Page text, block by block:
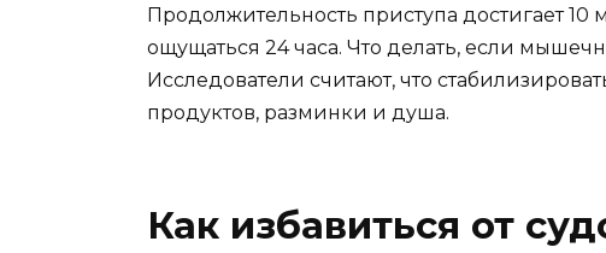
Продолжительность приступа достигает 10
ощущаться 24 часа. Что делать, если
Исследователи считают, что
продуктов, разминки и душа.
Как избавиться от